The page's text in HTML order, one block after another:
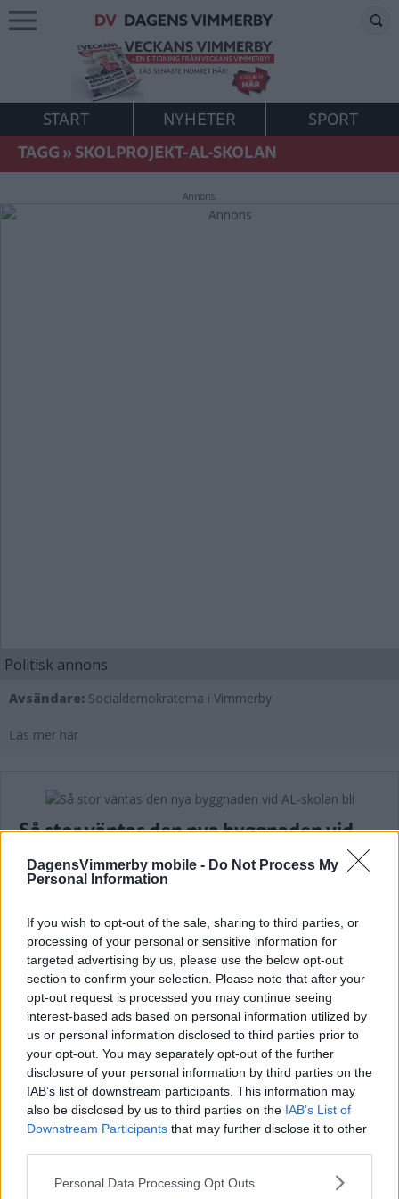
DagensVimmerby mobile - Do Not Process My
Personal Information
If you wish to opt-out of the sale, sharing to third parties, or
processing of your personal or sensitive information for
targeted advertising by us, please use the below opt-out
section to confirm your selection. Please note that after your
opt-out request is processed you may continue seeing
interest-based ads based on personal information utilized by
us or personal information disclosed to third parties prior to
your opt-out. You may separately opt-out of the further
disclosure of your personal information by third parties on the
IAB’s list of downstream participants. This information may
also be disclosed by us to third parties on the IAB’s List of
Downstream Participants that may further disclose it to other
Please note that this website/app uses one or more Google
Personal Data Processing Opt Outs
START NYHETER
SPORT
TAGG»SKOLPROJEKT-AL-SKOLAN
Annons:
Politisk annons
Avsändare: Socialdemokraterna i Vimmerby
Läs mer här
Så stor väntas den nya byggnaden vid
AL-skolan bli
NYHETER 03 juni 2026 15.00
Läs in fler nyheter
SENASTE
Nu är barnens troll i hagen stulna igen: ”Man blir bara så ledsen”
Fejk-sms:en fortsätter – flera drabbade i norra länet
DEBATT: Fler ska få fast läkarkontakt